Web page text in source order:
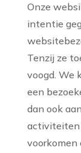
Onze
intentie
Tenzij ze
voogd. We
een
dan ook
activiteiten
voorkomen